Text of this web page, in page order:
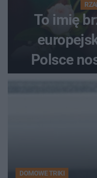
To imię
Polsce
DOMOWE TRIKI